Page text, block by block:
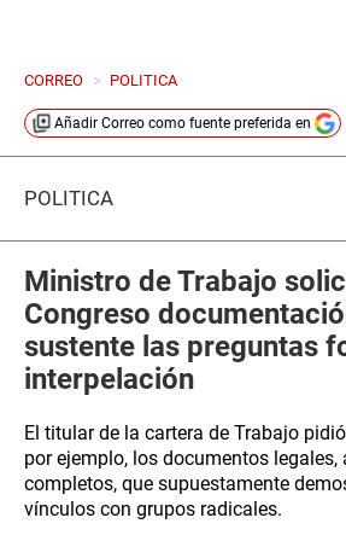
CORREO > POLITICA
Añadir Correo como fuente preferida en
POLÍTICA
Ministro de Trabajo
Congreso
sustente las preguntas
interpelación
El titular de la cartera de Trabajo
por ejemplo, los documentos legales,
completos, que supuestamente
vínculos con grupos radicales.